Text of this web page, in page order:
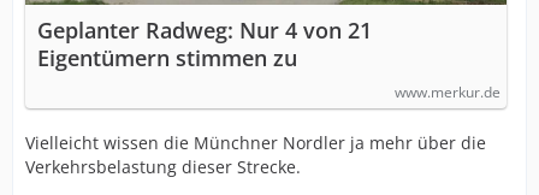
Geplanter Radweg: Nur 4 von 21
Eigentümern stimmen zu
www.merkur.de
Vielleicht wissen die Münchner Nordler ja mehr über die
Verkehrsbelastung dieser Strecke.